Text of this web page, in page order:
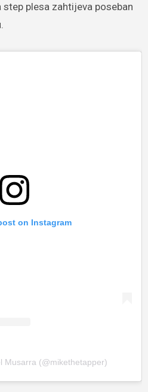
plesa zahtijeva poseban
on Instagram
Musarra (@mikethetapper)